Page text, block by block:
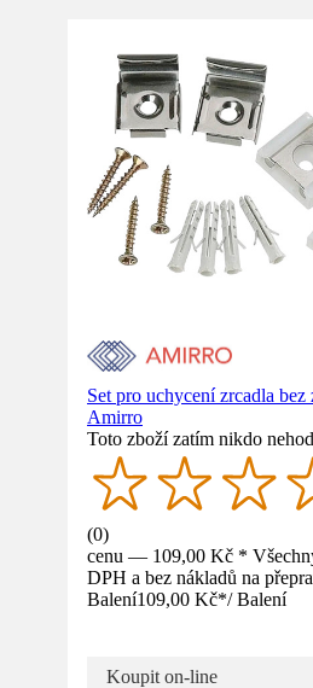
Set pro uchycení zrcadla bez
Amirro
Toto zboží zatím nikdo
(0)
cenu — 109,00 Kč *
DPH a bez nákladů na
Balení109,00 Kč*/ Balení
Koupit on-line